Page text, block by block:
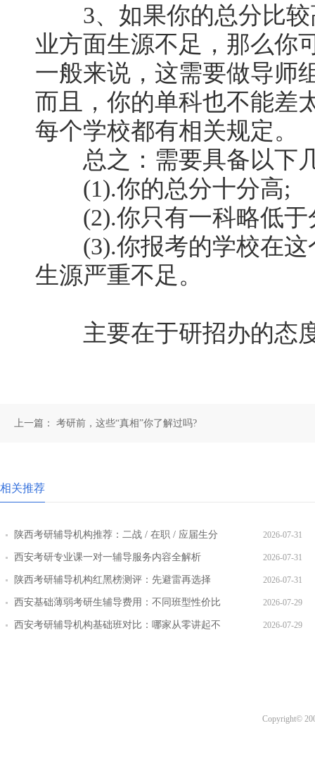
3、如果你的总分比较
业方面生源不足，那么你
一般来说，这需要做导师
而且，你的单科也不能差
每个学校都有相关规定。
总之：需要具备以下
(1).你的总分十分高;
(2).你只有一科略低于
(3).你报考的学校在这
生源严重不足。
主要在于研招办的态
上一篇： 考研前，这些“真相”你了解过吗?
相关推荐
陕西考研辅导机构推荐：二战 / 在职 / 应届生分
层教学方案
2026-07-31
西安考研专业课一对一辅导服务内容全解析 2026-07-31
陕西考研辅导机构红黑榜测评：先避雷再选择 2026-07-31
西安基础薄弱考研生辅导费用：不同班型性价比
对比
2026-07-29
西安考研辅导机构基础班对比：哪家从零讲起不 2026-07-29
Copyright©